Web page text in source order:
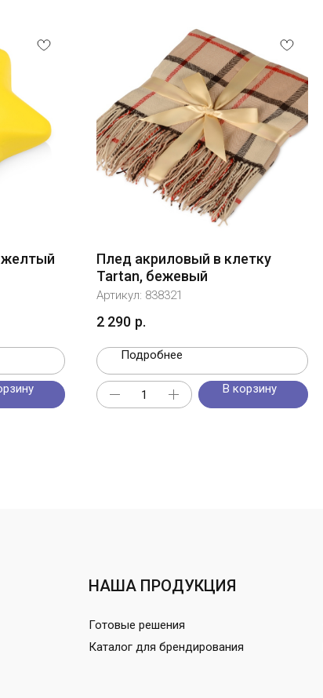
желтый
Плед акриловый в клетку
Tartan, бежевый
Артикул: 838321
2 290 р.
Подробнее
В корзину
НАША ПРОДУКЦИЯ
Готовые решения
Каталог для брендирования